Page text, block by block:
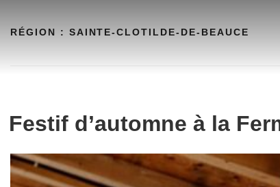
contenu
RÉGION : SAINTE-CLOTILDE-DE-BEAUCE
Festif d’automne à la